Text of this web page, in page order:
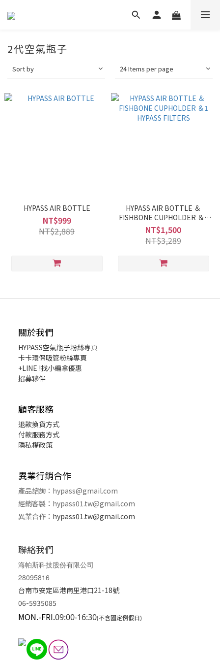
2代空氣瓶子
Sort by 24 Items per page
HYPASS AIR BOTTLE
NT$999
NT$2,889
HYPASS AIR BOTTLE ＆
FISHBONE CUPHOLDER ＆1
HYPASS FILTERS
NT$1,500
NT$3,289
關於我們
HYPASS空氣瓶子粉絲專頁
卡卡環保吸管粉絲專頁
+LINE !找小編拿優惠
招募夥伴
顧客服務
退款換貨方式
付款服務方式
隱私權政策
異業行銷合作
產品諮詢： hypass@gmail.com
經銷客製 ： hypass01.tw@gmail.com
異業合作 ： hypass01.tw@gmail.com
聯絡我們
海帕斯科技股份有限公司
28095816
台南市安定區港南里港口21-18號
06-5935085
MON.-FRI.09:00-16:30(不含國定例假日)